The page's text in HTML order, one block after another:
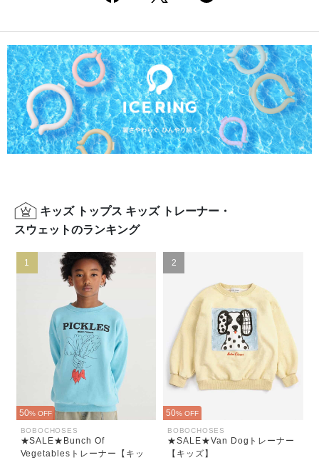
キッズ トップス キッズ トレーナー・
スウェットのランキング
1
50% OFF
BOBOCHOSES
★SALE★Bunch Of
Vegetablesトレーナー【キッ
2
50% OFF
BOBOCHOSES
★SALE★Van Dogトレーナー
【キッズ】